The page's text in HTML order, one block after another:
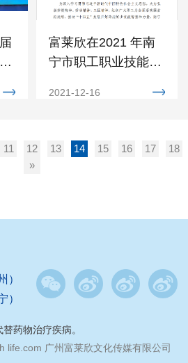
富莱欣在2021 年南
宁市职工职业技能大
2021-12-16
11 12 13 14 15 16 17
18
»
）
）
药物治疗疾病。
life.com 广州富莱欣文化传媒有限公司